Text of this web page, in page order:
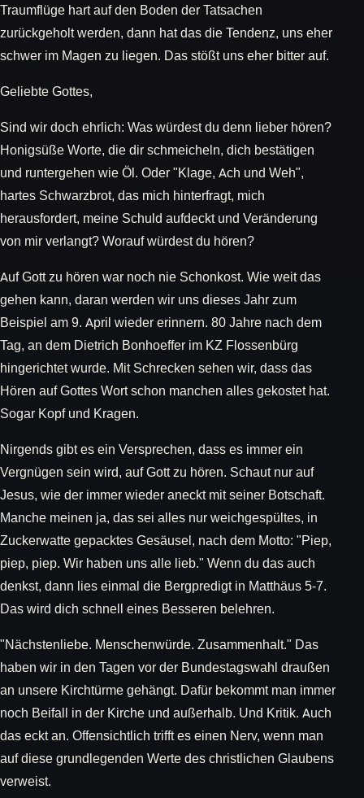
Traumflüge hart auf den Boden der Tatsachen
zurückgeholt werden, dann hat das die Tendenz, uns eher
schwer im Magen zu liegen. Das stößt uns eher bitter auf.
Geliebte Gottes,
Sind wir doch ehrlich: Was würdest du denn lieber hören?
Honigsüße Worte, die dir schmeicheln, dich bestätigen
und runtergehen wie Öl. Oder "Klage, Ach und Weh",
hartes Schwarzbrot, das mich hinterfragt, mich
herausfordert, meine Schuld aufdeckt und Veränderung
von mir verlangt? Worauf würdest du hören?
Auf Gott zu hören war noch nie Schonkost. Wie weit das
gehen kann, daran werden wir uns dieses Jahr zum
Beispiel am 9. April wieder erinnern. 80 Jahre nach dem
Tag, an dem Dietrich Bonhoeffer im KZ Flossenbürg
hingerichtet wurde. Mit Schrecken sehen wir, dass das
Hören auf Gottes Wort schon manchen alles gekostet hat.
Sogar Kopf und Kragen.
Nirgends gibt es ein Versprechen, dass es immer ein
Vergnügen sein wird, auf Gott zu hören. Schaut nur auf
Jesus, wie der immer wieder aneckt mit seiner Botschaft.
Manche meinen ja, das sei alles nur weichgespültes, in
Zuckerwatte gepacktes Gesäusel, nach dem Motto: "Piep,
piep, piep. Wir haben uns alle lieb." Wenn du das auch
denkst, dann lies einmal die Bergpredigt in Matthäus 5-7.
Das wird dich schnell eines Besseren belehren.
"Nächstenliebe. Menschenwürde. Zusammenhalt." Das
haben wir in den Tagen vor der Bundestagswahl draußen
an unsere Kirchtürme gehängt. Dafür bekommt man immer
noch Beifall in der Kirche und außerhalb. Und Kritik. Auch
das eckt an. Offensichtlich trifft es einen Nerv, wenn man
auf diese grundlegenden Werte des christlichen Glaubens
verweist.